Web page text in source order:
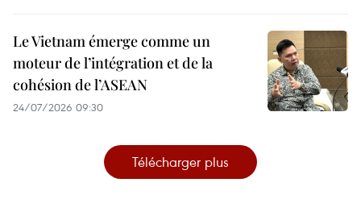
Le Vietnam émerge comme un
moteur de l’intégration et de la
cohésion de l’ASEAN
24/07/2026 09:30
Télécharger plus